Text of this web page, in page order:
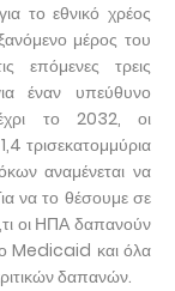
το εθνικό χρέος
μέρος του
επόμενες τρεις
έναν υπεύθυνο
το 2032, οι
τρισεκατομμύρια
αναμένεται να
να το θέσουμε σε
οι ΗΠΑ δαπανούν
Medicaid και όλα
δαπανών.